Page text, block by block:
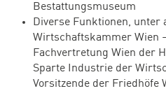
Bestattungsmuseum
Diverse Funktionen, unter
Wirtschaftskammer Wien
Fachvertretung Wien der
Sparte Industrie der
Vorsitzende der Friedhöfe